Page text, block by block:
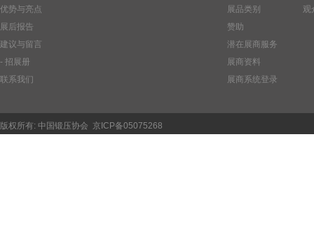
优势与亮点
展后报告
建议与留言
- 招展册
联系我们
展品类别
赞助
潜在展商服务
展商资料
展商系统登录
观
版权所有: 中国锻压协会 京ICP备05075268